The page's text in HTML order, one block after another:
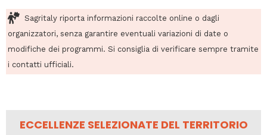
Sagritaly riporta informazioni raccolte online o dagli
organizzatori, senza garantire eventuali variazioni di date o
modifiche dei programmi. Si consiglia di verificare sempre tramite
i contatti ufficiali.
ECCELLENZE SELEZIONATE DEL TERRITORIO